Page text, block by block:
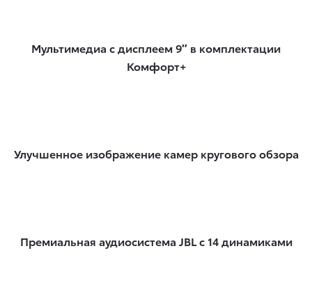
Мультимедиа с дисплеем 9″ в комплектации
Комфорт+
Улучшенное изображение камер кругового обзора
Премиальная аудиосистема JBL с 14 динамиками